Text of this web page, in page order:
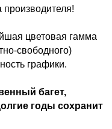
цветовая гамма
свободного)
графики.
багет,
годы сохранит